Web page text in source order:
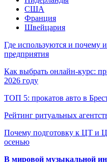
США
Франция
Швейцария
Где используются и почему
предприятия
Как выбрать онлайн-курс:
2026 году
ТОП 5: прокатов авто в
Рейтинг ритуальных
Почему подготовку к ЦТ и
осенью
В мировой музыкальной